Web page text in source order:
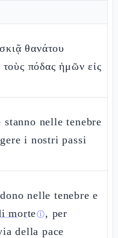
θανάτου
πόδας ἡμῶν εἰς
nelle tenebre
i nostri passi
nelle tenebre e
morteⓘ, per
della pace